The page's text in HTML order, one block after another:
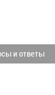
и ответы